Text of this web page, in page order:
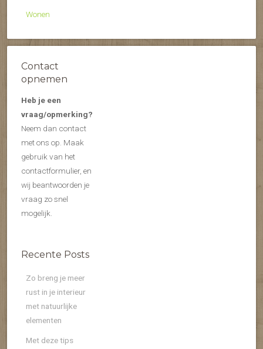
Wonen
Contact
opnemen
Heb je een
vraag/opmerking?
Neem dan contact
met ons op. Maak
gebruik van het
contactformulier, en
wij beantwoorden je
vraag zo snel
mogelijk.
Recente Posts
Zo breng je meer
rust in je interieur
met natuurlijke
elementen
Met deze tips